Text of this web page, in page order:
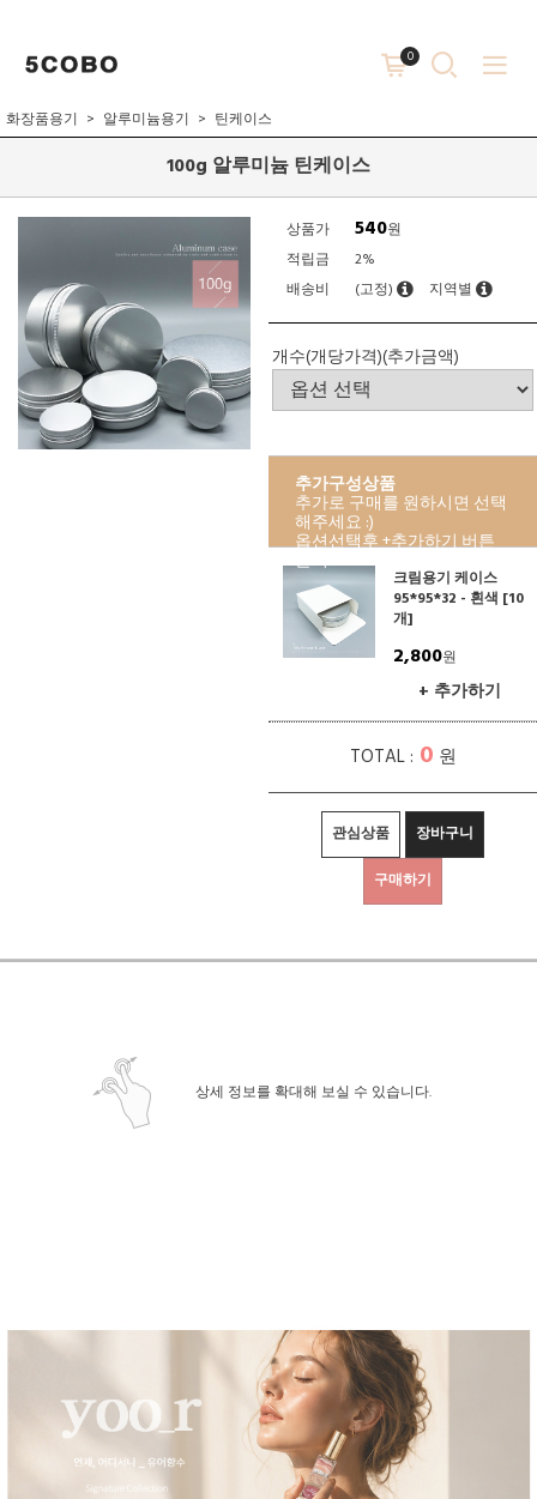
0
화장품용기 알루미늄용기 틴케이스
100g 알루미늄 틴케이스
상품가 540원
적립금
2%
배송비
(고정) 지역별
개수(개당가격)(추가금액)
추가구성상품
추가로 구매를 원하시면 선택
해주세요 :)
옵션선택후 +추가하기 버튼
클릭!
크림용기 케이스
95*95*32 - 흰색 [10
개]
2,800원
+ 추가하기
TOTAL : 0 원
관심상품
장바구니
구매하기
상세 정보를 확대해 보실 수 있습니다.